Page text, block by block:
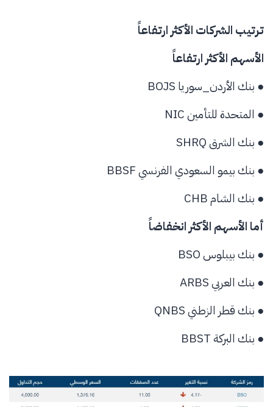
ترتيب الشركات الأكثر ارتفاعاً
الأسهم الأكثر ارتفاعاً
● بنك الأردن_سوريا BOJS
● المتحدة للتأمين NIC
● بنك الشرق SHRQ
● بنك بيمو السعودي الفرنسي BBSF
● بنك الشام CHB
أما الأسهم الأكثر انخفاضاً
● بنك بيبلوس BSO
● بنك العربي ARBS
● بنك قطر الزطني QNBS
● بنك البركة BBST